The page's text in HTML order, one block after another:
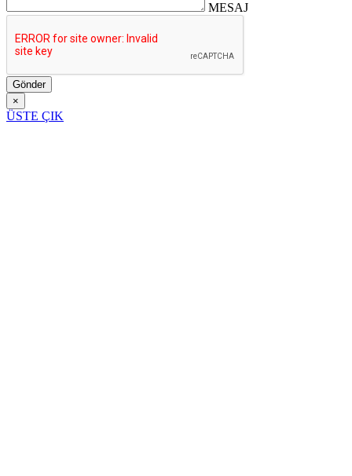
MESAJ
Gönder
×
ÜSTE ÇIK